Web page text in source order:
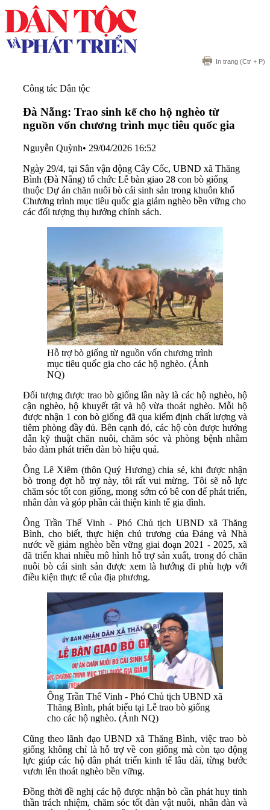
In trang (Ctr + P)
Công tác Dân tộc
Đà Nẵng: Trao sinh kế cho hộ nghèo từ
nguồn vốn chương trình mục tiêu quốc gia
Nguyễn Quỳnh• 29/04/2026 16:52
Ngày 29/4, tại Sân vận động Cây Cốc, UBND xã Thăng
Bình (Đà Nẵng) tổ chức Lễ bàn giao 28 con bò giống
thuộc Dự án chăn nuôi bò cái sinh sản trong khuôn khổ
Chương trình mục tiêu quốc gia giảm nghèo bền vững cho
các đối tượng thụ hưởng chính sách.
Hỗ trợ bò giống từ nguồn vốn chương trình
mục tiêu quốc gia cho các hộ nghèo. (Ảnh
NQ)
Đối tượng được trao bò giống lần này là các hộ nghèo, hộ
cận nghèo, hộ khuyết tật và hộ vừa thoát nghèo. Mỗi hộ
được nhận 1 con bò giống đã qua kiểm định chất lượng và
tiêm phòng đầy đủ. Bên cạnh đó, các hộ còn được hướng
dẫn kỹ thuật chăn nuôi, chăm sóc và phòng bệnh nhằm
bảo đảm phát triển đàn bò hiệu quả.
Ông Lê Xiêm (thôn Quý Hương) chia sẻ, khi được nhận
bò trong đợt hỗ trợ này, tôi rất vui mừng. Tôi sẽ nỗ lực
chăm sóc tốt con giống, mong sớm có bê con để phát triển,
nhân đàn và góp phần cải thiện kinh tế gia đình.
Ông Trần Thế Vinh - Phó Chủ tịch UBND xã Thăng
Bình, cho biết, thực hiện chủ trương của Đảng và Nhà
nước về giảm nghèo bền vững giai đoạn 2021 - 2025, xã
đã triển khai nhiều mô hình hỗ trợ sản xuất, trong đó chăn
nuôi bò cái sinh sản được xem là hướng đi phù hợp với
điều kiện thực tế của địa phương.
Ông Trần Thế Vinh - Phó Chủ tịch UBND xã
Thăng Bình, phát biểu tại Lễ trao bò giống
cho các hộ nghèo. (Ảnh NQ)
Cũng theo lãnh đạo UBND xã Thăng Bình, việc trao bò
giống không chỉ là hỗ trợ về con giống mà còn tạo động
lực giúp các hộ dân phát triển kinh tế lâu dài, từng bước
vươn lên thoát nghèo bền vững.
Đồng thời đề nghị các hộ được nhận bò cần phát huy tinh
thần trách nhiệm, chăm sóc tốt đàn vật nuôi, nhân đàn và